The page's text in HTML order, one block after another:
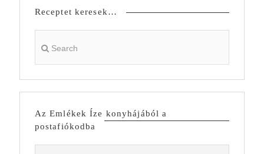
Receptet keresek…
Az Emlékek Íze konyhájából a
postafiókodba